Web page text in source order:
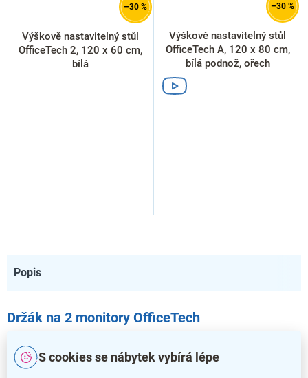
S cookies se nábytek vybírá lépe
–30 %
Výškově nastavitelný stůl
OfficeTech 2, 120 x 60 cm,
bílá
–30 %
Výškově nastavitelný stůl
OfficeTech A, 120 x 80 cm,
bílá podnož, ořech
Popis
Držák na 2 monitory OfficeTech
Posuňte ergonomii svého
OfficeTechještě o úroveň výš s našimi doplňky! Tento držák